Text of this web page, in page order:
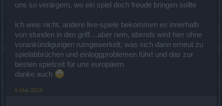
uns so verärgern, wo ein spiel doch freude bringen sollte
ich weis nicht, andere live-spiele bekommen es innerhalb
von stunden in den griff....aber nein, abends wird hier ohne
vorankündigungen rumgewerkelt, was sich dann erneut zu
spielabbrüchen und einloggproblemen führt und das zur
besten spielzeit für uns europäern
danke auch
6 Mai 2024